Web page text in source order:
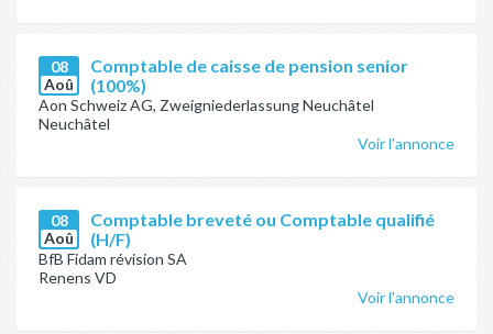
08
Aoû
Comptable de caisse de pension senior
(100%)
Aon Schweiz AG, Zweigniederlassung Neuchâtel
Neuchâtel
Voir l'annonce
08
Aoû
Comptable breveté ou Comptable qualifié
(H/F)
BfB Fidam révision SA
Renens VD
Voir l'annonce